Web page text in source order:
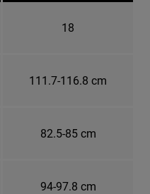
18
111.7-116.8 cm
82.5-85 cm
94-97.8 cm